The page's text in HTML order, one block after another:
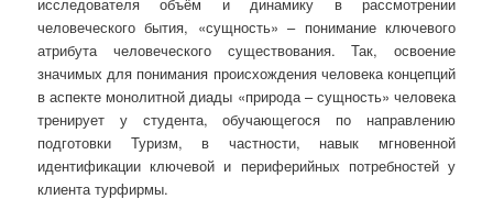
человеческого бытия, «сущность» – понимание ключевого
атрибута человеческого существования. Так, освоение
значимых для понимания происхождения человека концепций
в аспекте монолитной диады «природа – сущность» человека
тренирует у студента, обучающегося по направлению
подготовки Туризм, в частности, навык мгновенной
идентификации ключевой и периферийных потребностей у
клиента турфирмы.